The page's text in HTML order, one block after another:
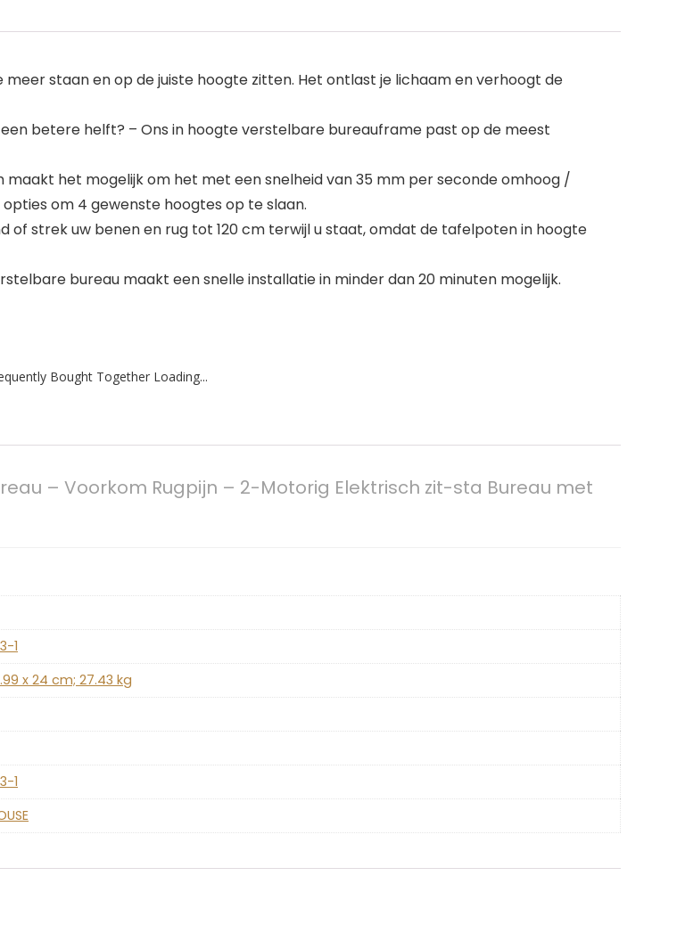
meer staan ​​en op de juiste hoogte zitten. Het ontlast je lichaam en verhoogt de
een betere helft? – Ons in hoogte verstelbare bureauframe past op de meest
maakt het mogelijk om het met een snelheid van 35 mm per seconde omhoog /
om 4 gewenste hoogtes op te slaan.
of strek uw benen en rug tot 120 cm terwijl u staat, omdat de tafelpoten in hoogte
bureau maakt een snelle installatie in minder dan 20 minuten mogelijk.
Bought Together Loading...
– Voorkom Rugpijn – 2-Motorig Elektrisch zit-sta Bureau met
1
x 24 cm; 27.43 kg
1